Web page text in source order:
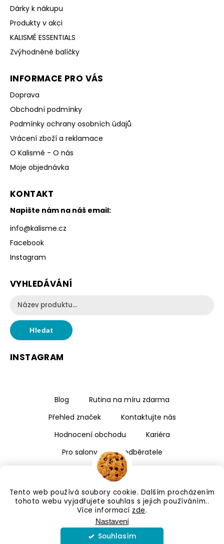
Tento web používá soubory cookie. Dalším procházením
tohoto webu vyjadřujete souhlas s jejich používáním..
Více informací zde.
Nastavení
Souhlasím
Dárky k nákupu
Produkty v akci
KALISMÉ ESSENTIALS
Zvýhodněné balíčky
INFORMACE PRO VÁS
Doprava
Obchodní podmínky
Podmínky ochrany osobních údajů
Vrácení zboží a reklamace
O Kalismé - O nás
Moje objednávka
KONTAKT
Napište nám na náš email:
info@kalisme.cz
Facebook
Instagram
VYHLEDÁVÁNÍ
Hledat
INSTAGRAM
Blog
Rutina na míru zdarma
Přehled značek
Kontaktujte nás
Hodnocení obchodu
Kariéra
Pro salony a velkoodběratele